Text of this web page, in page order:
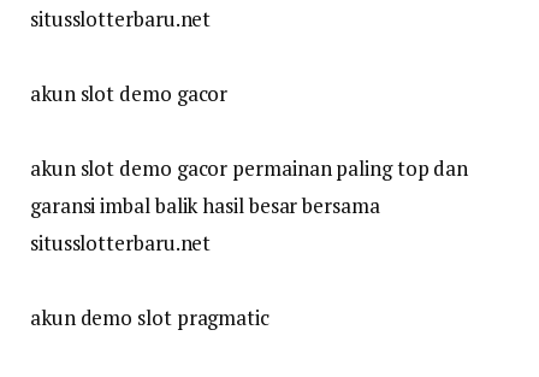
situsslotterbaru.net
akun slot demo gacor
akun slot demo gacor permainan paling top dan
garansi imbal balik hasil besar bersama
situsslotterbaru.net
akun demo slot pragmatic